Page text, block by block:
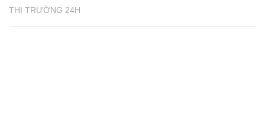
THỊ TRƯỜNG 24H